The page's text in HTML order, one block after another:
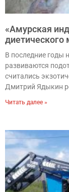
«Амурская
диетического
В последние годы
развиваются
считались
Дмитрий Ядыкин
Читать далее »